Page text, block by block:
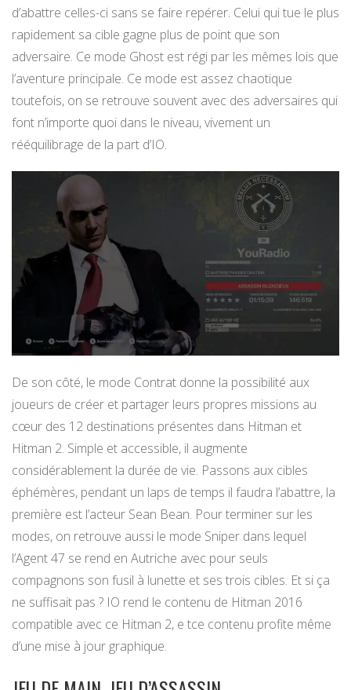
d’abattre celles-ci sans se faire repérer. Celui qui tue le plus
rapidement sa cible gagne plus de point que son
adversaire. Ce mode Ghost est régi par les mêmes lois que
l’aventure principale. Ce mode est assez chaotique
toutefois, on se retrouve souvent avec des adversaires qui
font n’importe quoi dans le niveau, vivement un
rééquilibrage de la part d’IO.
De son côté, le mode Contrat donne la possibilité aux
joueurs de créer et partager leurs propres missions au
cœur des 12 destinations présentes dans Hitman et
Hitman 2. Simple et accessible, il augmente
considérablement la durée de vie. Passons aux cibles
éphémères, pendant un laps de temps il faudra l’abattre, la
première est l’acteur Sean Bean. Pour terminer sur les
modes, on retrouve aussi le mode Sniper dans lequel
l’Agent 47 se rend en Autriche avec pour seuls
compagnons son fusil à lunette et ses trois cibles. Et si ça
ne suffisait pas ? IO rend le contenu de Hitman 2016
compatible avec ce Hitman 2, e tce contenu profite même
d’une mise à jour graphique.